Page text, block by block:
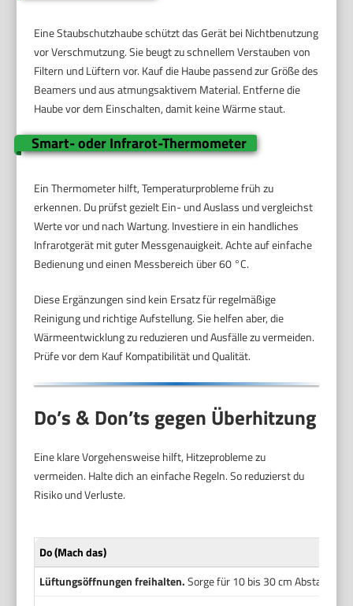
Eine Staubschutzhaube schützt das Gerät bei Nichtbenutzung
vor Verschmutzung. Sie beugt zu schnellem Verstauben von
Filtern und Lüftern vor. Kauf die Haube passend zur Größe des
Beamers und aus atmungsaktivem Material. Entferne die
Haube vor dem Einschalten, damit keine Wärme staut.
Smart- oder Infrarot-Thermometer
Ein Thermometer hilft, Temperaturprobleme früh zu
erkennen. Du prüfst gezielt Ein- und Auslass und vergleichst
Werte vor und nach Wartung. Investiere in ein handliches
Infrarotgerät mit guter Messgenauigkeit. Achte auf einfache
Bedienung und einen Messbereich über 60 °C.
Diese Ergänzungen sind kein Ersatz für regelmäßige
Reinigung und richtige Aufstellung. Sie helfen aber, die
Wärmeentwicklung zu reduzieren und Ausfälle zu vermeiden.
Prüfe vor dem Kauf Kompatibilität und Qualität.
Do’s & Don’ts gegen Überhitzung
Eine klare Vorgehensweise hilft, Hitzeprobleme zu
vermeiden. Halte dich an einfache Regeln. So reduzierst du
Risiko und Verluste.
Do (Mach das)
Lüftungsöffnungen freihalten.Sorge für 10 bis 30 cm Abstand zu